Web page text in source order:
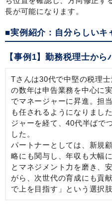
長が可能になります。
■実例紹介：自分らしいキ
【事例1】勤務税理士から
Tさんは30代で中堅の税理
の数年は申告業務を中心に
でマネージャーに昇進。担
も任されるようになりまし
ジャーを経て、40代半ばで
した。
パートナーとしては、新規
略にも関与し、年収も大幅
とマネジメント力を磨き、
がら、次世代の育成にも貢
で上を目指す」という選択